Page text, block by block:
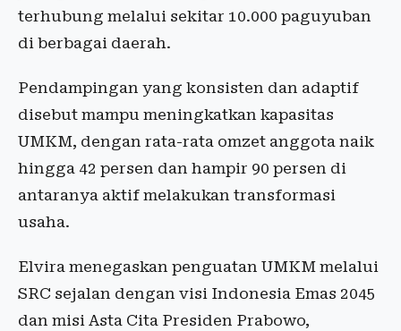
terhubung melalui sekitar 10.000 paguyuban
di berbagai daerah.
Pendampingan yang konsisten dan adaptif
disebut mampu meningkatkan kapasitas
UMKM, dengan rata-rata omzet anggota naik
hingga 42 persen dan hampir 90 persen di
antaranya aktif melakukan transformasi
usaha.
Elvira menegaskan penguatan UMKM melalui
SRC sejalan dengan visi Indonesia Emas 2045
dan misi Asta Cita Presiden Prabowo,